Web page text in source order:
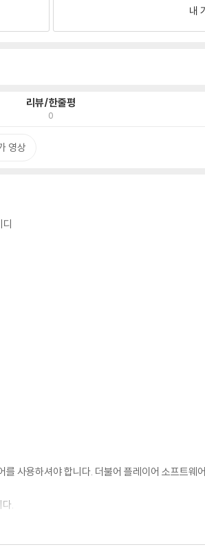
내
리뷰/한줄평
0
영상
디
사용하셔야 합니다. 더불어 플레이어 소프트웨
.